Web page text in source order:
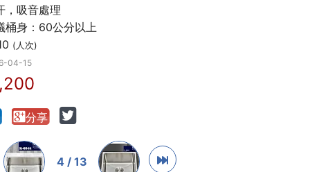
，吸音處理
桶身：60公分以上
(人次)
04-15
4 / 13